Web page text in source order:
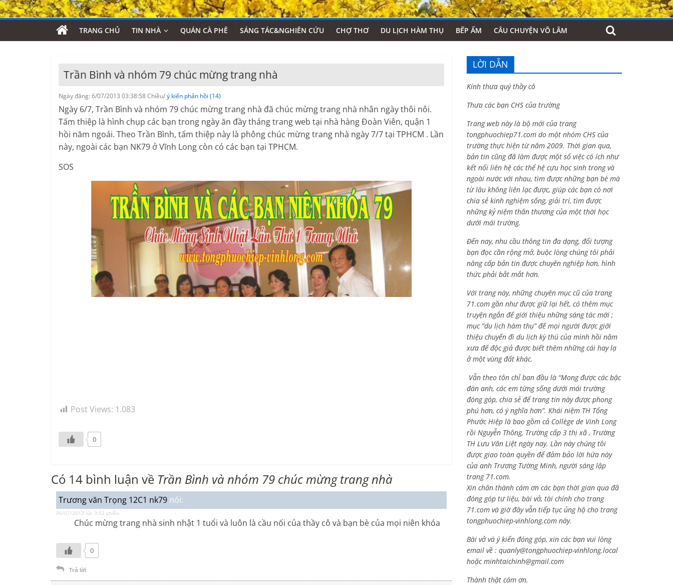
TRANG CHỦ TIN NHÀ QUÁN CÀ PHÊ SÁNG TÁC&NGHIÊN CỨU CHỢ THƠ DU LỊCH HÀM THỤ BẾP ẤM CÂU CHUYỆN VÕ LÂM
Trần Bình và nhóm 79 chúc mừng trang nhà
Ngày đăng: 6/07/2013 03:38:58 Chiều/ý kiến phản hồi (14)
Ngày 6/7, Trần Bình và nhóm 79 chúc mừng trang nhà đã chúc mừng trang nhà nhân ngày thôi nôi.
Tấm thiệp là hình chụp các bạn trong ngày ăn đầy tháng trang web tại nhà hàng Đoàn Viên, quận 1
hồi năm ngoái. Theo Trần Bình, tấm thiệp này là phông chúc mừng trang nhà ngày 7/7 tại TPHCM . Lần
này, ngoài các bạn NK79 ở Vĩnh Long còn có các bạn tại TPHCM.
SOS
Post Views: 1.083
0
Có 14 bình luận về Trần Bình và nhóm 79 chúc mừng trang nhà
Trương văn Trọng 12C1 nk79 nói:
06/07/2013 lúc 3:52 chiều
Chúc mừng trang nhà sinh nhật 1 tuổi và luôn là cầu nối của thầy cô và bạn bè của mọi niên khóa
0
Trả lời
LỜI DẪN
Kính thưa quý thầy cô
Thưa các bạn CHS của trường
Trang web này là bộ mới của trang
tongphuochiep71.com do một nhóm CHS của
trường thực hiện từ năm 2009. Thời gian qua,
bản tin cũng đã làm được một số việc có ích như
kết nối liên hệ các thế hệ cựu học sinh trong và
ngoài nước với nhau, tìm được những bạn bè mà
từ lâu không liên lạc được, giúp các bạn có nơi
chia sẻ kinh nghiệm sống, giải trí, tìm được
những kỷ niệm thân thương của một thời học
dưới mái trường.
Đến nay, nhu cầu thông tin đa dạng, đối tượng
bạn đọc cần rộng mở, buộc lòng chúng tôi phải
nâng cấp bản tin được chuyên nghiệp hơn, hình
thức phải bắt mắt hơn.
Với trang này, những chuyên mục cũ của trang
71.com gần như được giữ lại hết, có thêm mục
truyện ngắn để giới thiệu những sáng tác mới ;
mục “du lịch hàm thụ” để mọi người được giới
thiệu chuyến đi du lịch kỳ thú của mình hồi năm
xưa để độc giả được biết thêm những cái hay lạ
ở một vùng đất khác.
Vẫn theo tôn chỉ ban đầu là “Mong được các bậc
đàn anh, các em từng sống dưới mái trường
đóng góp, chia sẻ để trang tin này được phong
phú hơn, có ý nghĩa hơn”. Khái niệm TH Tống
Phước Hiệp là bao gồm cả Collège de Vinh Long
rồi Nguyễn Thông, Trường cấp 3 thị xã , Trường
TH Lưu Văn Liệt ngày nay. Lần này chúng tôi
được giao toàn quyền để đảm bảo lời hứa này
của anh Trương Tường Minh, người sáng lập
trang 71.com.
Xin chân thành cám ơn các bạn thời gian qua đã
đóng góp tư liệu, bài vở, tài chính cho trang
71.com và giờ đây vẫn tiếp tục ủng hộ cho trang
tongphuochiep-vinhlong.com này.
Bài vở và ý kiến đóng góp, xin các bạn vui lòng
email về : quanly@tongphuochiep-vinhlong.local
hoặcminhtaichinh@gmail.com
Thành thật cám ơn.